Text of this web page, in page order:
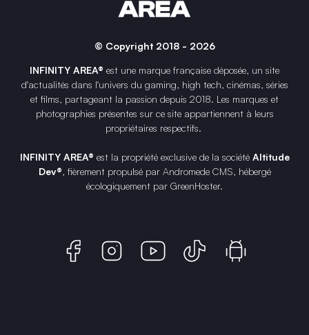
© Copyright 2018 - 2026
INFINITY AREA® est une marque française déposée, un site
d'actualités dans l'univers du gaming, high tech, cinémas, séries
et films, partageant la passion depuis 2018. Les marques et
photographies présentes sur ce site appartiennent à leurs
propriétaires respectifs.
INFINITY AREA® est la propriété exclusive de la société Altitude
Dev®, fièrement propulsé par Andromede CMS, hébergé
écologiquement par GreenHoster.